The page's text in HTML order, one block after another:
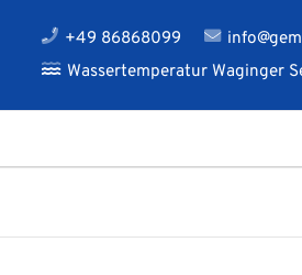
+49 86868099
Wassertemperatur Waginger